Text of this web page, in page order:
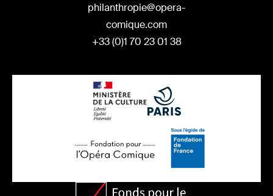
philanthropie@opera-
comique.com
+33 (0)1 70 23 01 38